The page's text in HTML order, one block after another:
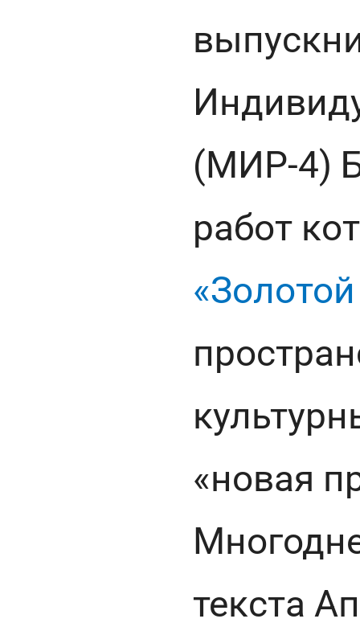
(МИР-4)
работ
«новая
текста